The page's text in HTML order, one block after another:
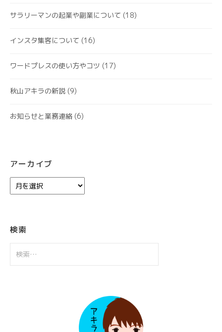
サラリーマンの起業や副業について (18)
インスタ集客について (16)
ワードプレスの使い方やコツ (17)
秋山アキラの新説 (9)
お知らせと業務連絡 (6)
アーカイブ
ー
ブ
検索
索: